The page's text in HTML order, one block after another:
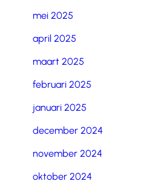
mei 2025
april 2025
maart 2025
februari 2025
januari 2025
december 2024
november 2024
oktober 2024